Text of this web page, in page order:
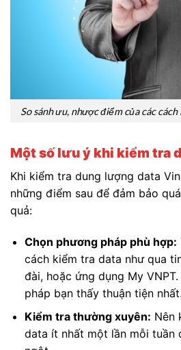
So sánh ưu, nhược điểm của các
Một số lưu ý khi kiểm tra
Khi kiểm tra dung lượng data
những điểm sau để đảm bảo
quả:
Chọn phương pháp phù hợp:
cách kiểm tra data như qua
đài, hoặc ứng dụng My
pháp bạn thấy thuận tiện nhất.
Kiểm tra thường xuyên: Nên
data ít nhất một lần mỗi tuần